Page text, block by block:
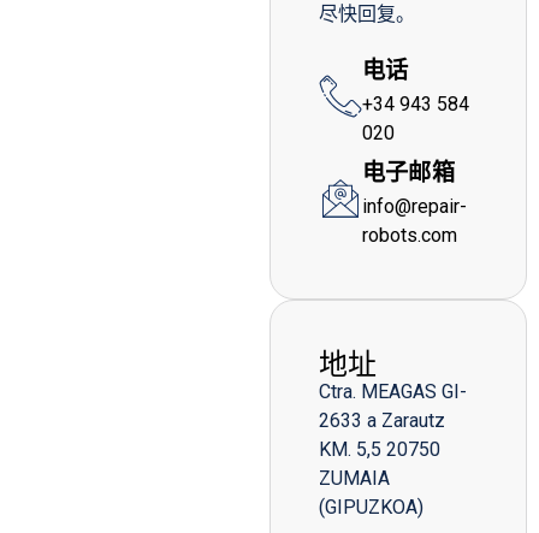
尽快回复。
电话
+34 943 584
020
电子邮箱
info@repair-
robots.com
地址
Ctra. MEAGAS GI-
2633 a Zarautz
KM. 5,5 20750
ZUMAIA
(GIPUZKOA)